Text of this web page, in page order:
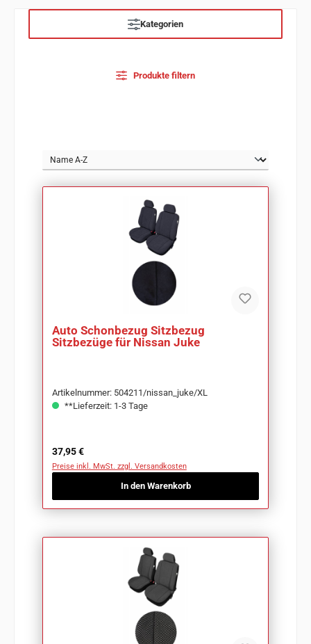
Kategorien
Produkte filtern
Auto Schonbezug Sitzbezug
Sitzbezüge für Nissan Juke
Artikelnummer: 504211/nissan_juke/XL
**Lieferzeit: 1-3 Tage
Regulärer Preis:
37,95 €
Preise inkl. MwSt. zzgl. Versandkosten
In den Warenkorb